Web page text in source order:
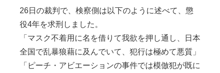
26日の裁判で、検察側は以下のように述べて、懲
役4年を求刑しました。
「マスク不着用に名を借りて我欲を押し通し、日本
全国で乱暴狼藉に及んでいて、犯行は極めて悪質」
「ピーチ・アビエーションの事件では模倣犯が既に